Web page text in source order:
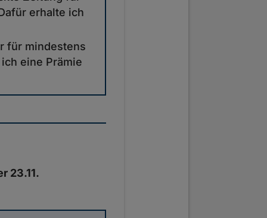
erhalte ich
für mindestens
eine Prämie
23.11.